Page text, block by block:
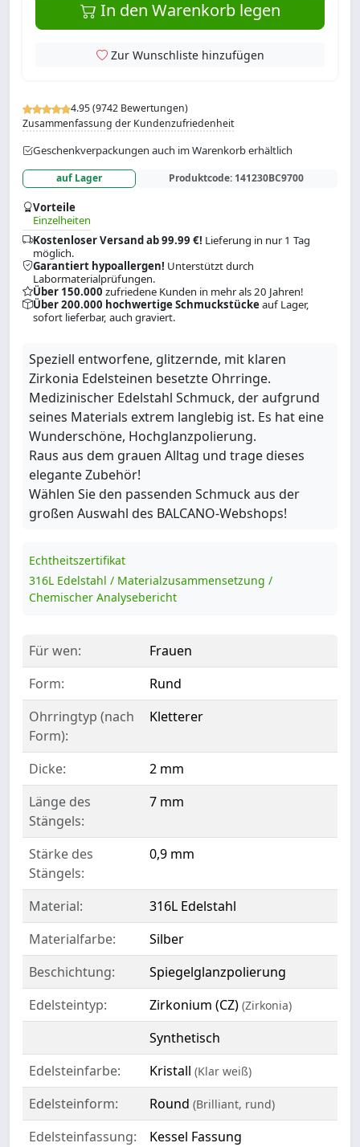
4.95 (9742 Bewertungen)
Zusammenfassung der Kundenzufriedenheit
Geschenkverpackungen auch im Warenkorb erhältlich
auf Lager Produktcode: 141230BC9700
Vorteile
Einzelheiten
Kostenloser Versand ab 99.99 €! Lieferung in nur 1 Tag
möglich.
Garantiert hypoallergen! Unterstützt durch
Labormaterialprüfungen.
Über 150.000 zufriedene Kunden in mehr als 20 Jahren!
Über 200.000 hochwertige Schmuckstückeauf Lager,
sofort lieferbar, auch graviert.
In den Warenkorb legen
Zur Wunschliste hinzufügen
Speziell entworfene, glitzernde, mit klaren
Zirkonia Edelsteinen besetzte Ohrringe.
Medizinischer Edelstahl Schmuck, der aufgrund
seines Materials extrem langlebig ist. Es hat eine
Wunderschöne, Hochglanzpolierung.
Raus aus dem grauen Alltag und trage dieses
elegante Zubehör!
Wählen Sie den passenden Schmuck aus der
großen Auswahl des BALCANO-Webshops!
Echtheitszertifikat
316L Edelstahl / Materialzusammensetzung /
Chemischer Analysebericht
Für wen:
Frauen
Form:
Rund
Ohrringtyp (nach
Form):
Kletterer
Dicke:
2 mm
Länge des
Stängels:
7 mm
Stärke des
Stängels:
0,9 mm
Material:
316L Edelstahl
Materialfarbe:
Silber
Beschichtung:
Spiegelglanzpolierung
Edelsteintyp:
Zirkonium (CZ) (Zirkonia)
Synthetisch
Edelsteinfarbe:
Kristall (Klar weiß)
Edelsteinform: Round (Brilliant, rund)
Edelsteinfassung: Kessel Fassung